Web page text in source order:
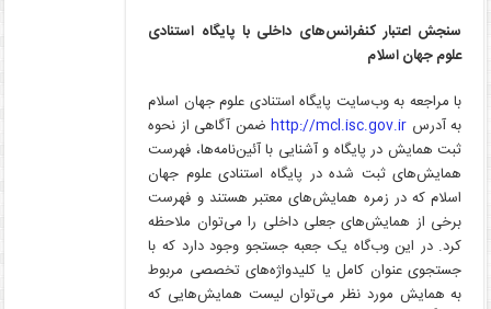
سنجش اعتبار کنفرانس‌های داخلی با پایگاه استنادی
علوم جهان اسلام
با مراجعه به وب‌سایت پایگاه استنادی علوم جهان اسلام
به آدرس http://mcl.isc.gov.irضمن آگاهی از نحوه
ثبت همایش در پایگاه و آشنایی با آئین‌نامه‌ها، فهرست
همایش‌های ثبت شده در پایگاه استنادی علوم جهان
اسلام که در زمره همایش‌های معتبر هستند و فهرست
برخی از همایش‌های جعلی داخلی را می‌توان ملاحظه
کرد. در این وب‌گاه یک جعبه جستجو وجود دارد که با
جستجوی عنوان کامل یا کلیدواژه‌های تخصصی مربوط
به همایش مورد نظر می‌توان لیست همایش‌هایی که